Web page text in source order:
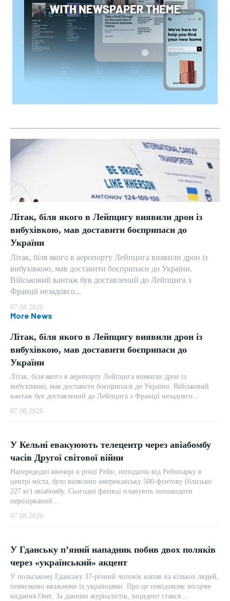
Літак, біля якого в Лейпцигу виявили дрон із
вибухівкою, мав доставити боєприпаси до
України
Літак, біля якого в аеропорту Лейпцига виявили дрон із
вибухівкою, мав доставити боєприпаси до України.
Військовий вантаж був доставлений до Лейпцига з
Франції незадовго...
07.08.2026
More News
Літак, біля якого в Лейпцигу виявили дрон із
вибухівкою, мав доставити боєприпаси до
України
Літак, біля якого в аеропорту Лейпцига виявили дрон із
вибухівкою, мав доставити боєприпаси до України. Військовий
вантаж був доставлений до Лейпцига з Франції незадовго...
07.08.2026
У Кельні евакуюють телецентр через авіабомбу
часів Другої світової війни
Напередодні ввечері в річці Рейн, неподалік від Рейнпарку в
центрі міста, було виявлено американську 500-фунтову (близько
227 кг) авіабомбу. Сьогодні фахівці планують знешкодити
нерозірваний...
07.08.2026
У Гданську п’яний нападник побив двох поляків
через «український» акцент
У польському Гданську 37-річний чоловік напав на кількох людей,
помилково вважаючи їх українцями. Про це повідомляє місцеве
видання Onet. За даними журналістів, інцидент стався...